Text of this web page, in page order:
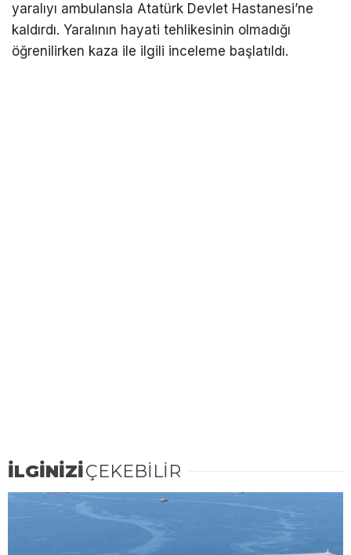
yaralıyı ambulansla Atatürk Devlet Hastanesi’ne
kaldırdı. Yaralının hayati tehlikesinin olmadığı
öğrenilirken kaza ile ilgili inceleme başlatıldı.
İLGİNİZİÇEKEBİLİR